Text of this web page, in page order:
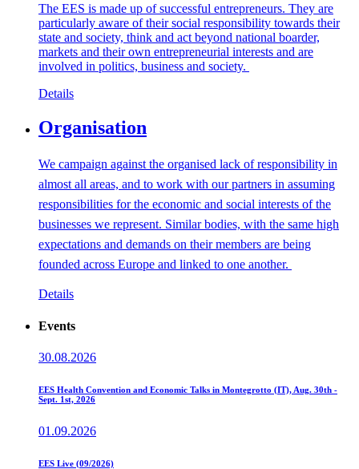
The EES is made up of successful entrepreneurs. They are
particularly aware of their social responsibility towards their
state and society, think and act beyond national boarder,
markets and their own entrepreneurial interests and are
involved in politics, business and society.
Details
Organisation
We campaign against the organised lack of responsibility in
almost all areas, and to work with our partners in assuming
responsibilities for the economic and social interests of the
businesses we represent. Similar bodies, with the same high
expectations and demands on their members are being
founded across Europe and linked to one another.
Details
Events
30.08.2026
EES Health Convention and Economic Talks in Montegrotto (IT), Aug. 30th -
Sept. 1st, 2026
01.09.2026
EES Live (09/2026)